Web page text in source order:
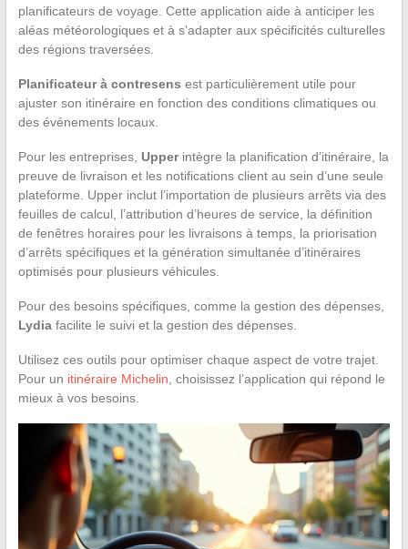
planificateurs de voyage. Cette application aide à anticiper les
aléas météorologiques et à s’adapter aux spécificités culturelles
des régions traversées.
Planificateur à contresens est particulièrement utile pour
ajuster son itinéraire en fonction des conditions climatiques ou
des événements locaux.
Pour les entreprises, Upperintègre la planification d’itinéraire, la
preuve de livraison et les notifications client au sein d’une seule
plateforme. Upper inclut l’importation de plusieurs arrêts via des
feuilles de calcul, l’attribution d’heures de service, la définition
de fenêtres horaires pour les livraisons à temps, la priorisation
d’arrêts spécifiques et la génération simultanée d’itinéraires
optimisés pour plusieurs véhicules.
Pour des besoins spécifiques, comme la gestion des dépenses,
Lydiafacilite le suivi et la gestion des dépenses.
Utilisez ces outils pour optimiser chaque aspect de votre trajet.
Pour un itinéraire Michelin , choisissez l’application qui répond le
mieux à vos besoins.